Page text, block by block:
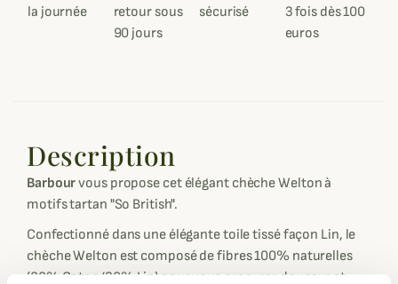
la journée
retour sous
90 jours
sécurisé
3 fois dès 100
euros
Description
Barbourvous propose cet élégant chèche Welton à
motifs tartan "So British".
Confectionné dans une élégante toile tissé façon Lin, le
chèche Welton est composé de fibres 100% naturelles
(80% Coton/20% Lin) pour vous procurer douceur et